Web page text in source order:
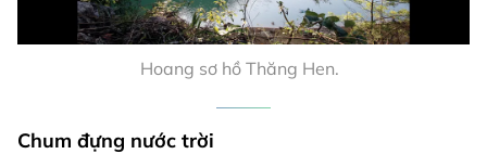
Hoang sơ hồ Thăng Hen.
Chum đựng nước trời